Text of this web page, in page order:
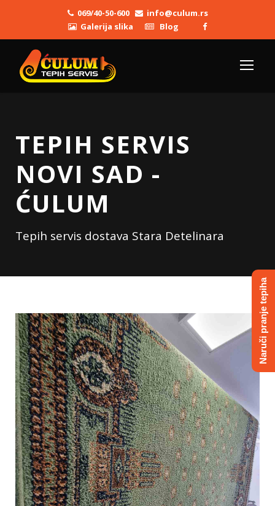
069/40-50-600
info@culum.rs
Galerija slika
Blog
TEPIH SERVIS
NOVI SAD -
ĆULUM
Tepih servis dostava Stara Detelinara
Naruči pranje tepiha